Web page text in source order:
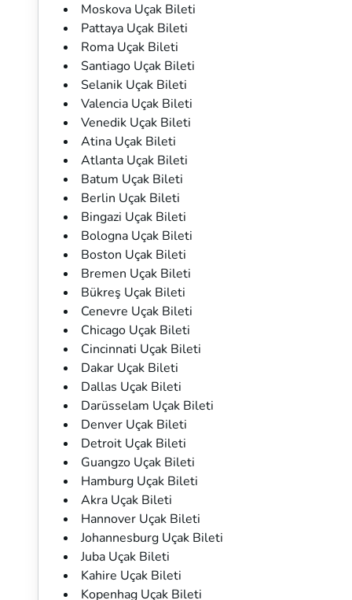
Moskova Uçak Bileti
Pattaya Uçak Bileti
Roma Uçak Bileti
Santiago Uçak Bileti
Selanik Uçak Bileti
Valencia Uçak Bileti
Venedik Uçak Bileti
Atina Uçak Bileti
Atlanta Uçak Bileti
Batum Uçak Bileti
Berlin Uçak Bileti
Bingazi Uçak Bileti
Bologna Uçak Bileti
Boston Uçak Bileti
Bremen Uçak Bileti
Bükreş Uçak Bileti
Cenevre Uçak Bileti
Chicago Uçak Bileti
Cincinnati Uçak Bileti
Dakar Uçak Bileti
Dallas Uçak Bileti
Darüsselam Uçak Bileti
Denver Uçak Bileti
Detroit Uçak Bileti
Guangzo Uçak Bileti
Hamburg Uçak Bileti
Akra Uçak Bileti
Hannover Uçak Bileti
Johannesburg Uçak Bileti
Juba Uçak Bileti
Kahire Uçak Bileti
Kopenhag Uçak Bileti